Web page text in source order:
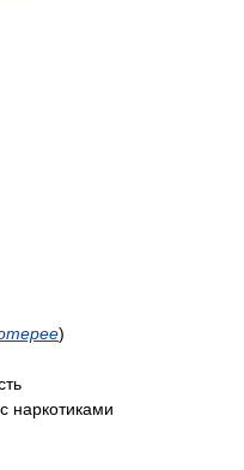
)
наркотиками